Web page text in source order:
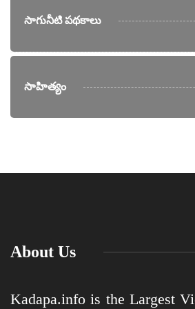
సాగునీటి పథకాలు
సాహిత్యం
About Us
Kadapa.info is the Largest